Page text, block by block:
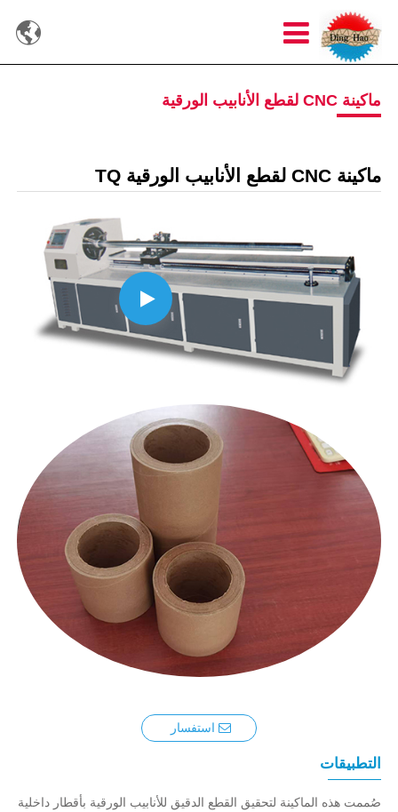

ماكينة CNC لقطع الأنابيب الورقية
ماكينة CNC لقطع الأنابيب الورقية TQ
استفسار
التطبيقات
صُممت هذه الماكينة لتحقيق القطع الدقيق للأنابيب الورقية بأقطار داخلية